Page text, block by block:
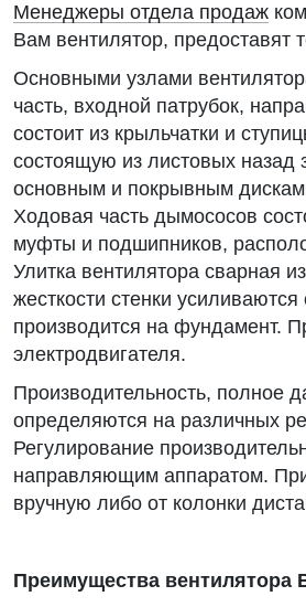
Менеджеры отдела продаж
Вам вентилятор, предоставят
Основными узлами
часть, входной патрубок,
состоит из крыльчатки и
состоящую из листовых назад
основным и покрывным
Ходовая часть дымососов
муфты и подшипников,
Улитка вентилятора сварная
жесткости стенки
производится на фундамент.
электродвигателя.
Производительность, полное
определяются на различных
Регулирование
направляющим аппаратом.
вручную либо от колонки
Преимущества